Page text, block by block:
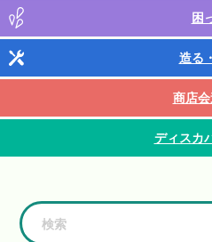
困
造る
商店
ディスカ